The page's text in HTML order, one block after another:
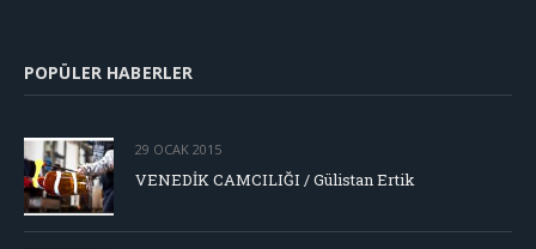
POPÜLER HABERLER
29 OCAK 2015
VENEDİK CAMCILIĞI / Gülistan Ertik